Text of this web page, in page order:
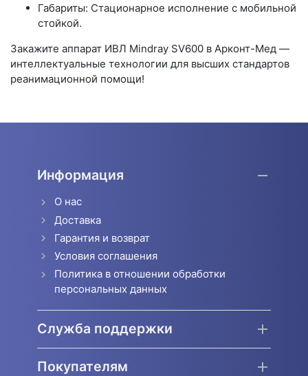
Габариты: Стационарное исполнение с мобильной
стойкой.
Закажите аппарат ИВЛ Mindray SV600 в Арконт-Мед —
интеллектуальные технологии для высших стандартов
реанимационной помощи!
Информация
О нас
Доставка
Гарантия и возврат
Условия соглашения
Политика в отношении обработки
персональных данных
Служба поддержки
Покупателям